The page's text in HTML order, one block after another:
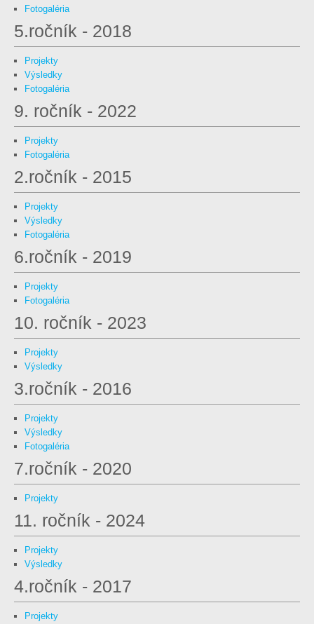
Fotogaléria
5.ročník - 2018
Projekty
Výsledky
Fotogaléria
9. ročník - 2022
Projekty
Fotogaléria
2.ročník - 2015
Projekty
Výsledky
Fotogaléria
6.ročník - 2019
Projekty
Fotogaléria
10. ročník - 2023
Projekty
Výsledky
3.ročník - 2016
Projekty
Výsledky
Fotogaléria
7.ročník - 2020
Projekty
11. ročník - 2024
Projekty
Výsledky
4.ročník - 2017
Projekty